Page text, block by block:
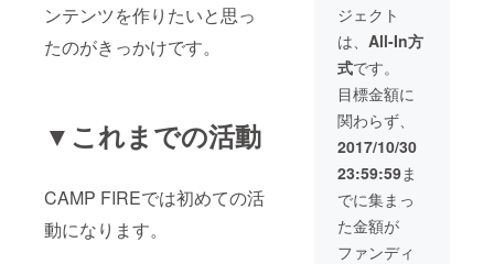
ンテンツを作りたいと思っ
たのがきっかけです。
▼これまでの活動
CAMP FIREでは初めての活
動になります。
ジェクト
は、 All-In方
式です。
目標金額に
関わらず、
2017/10/30
23:59:59ま
でに集まっ
た金額が
ファンディ